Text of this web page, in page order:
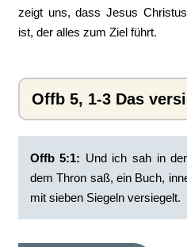
zeigt uns, dass Jesus
ist, der alles zum Ziel führt.
Offb 5, 1-3 Das
Offb 5:1: ‭Und ich sah in
dem Thron saß, ein Buch,
mit sieben Siegeln versiegelt.